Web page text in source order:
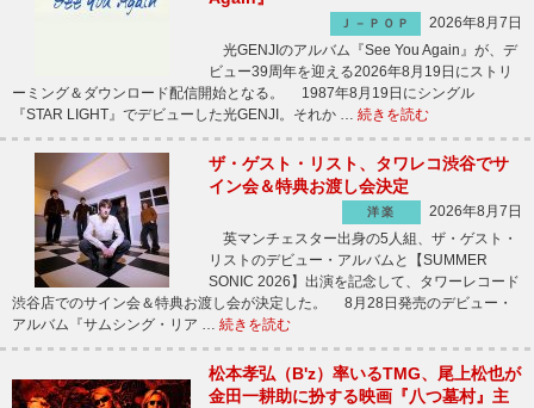
Ｊ－ＰＯＰ
2026年8月7日
光GENJIのアルバム『See You Again』が、デ
ビュー39周年を迎える2026年8月19日にストリ
ーミング＆ダウンロード配信開始となる。 1987年8月19日にシングル
『STAR LIGHT』でデビューした光GENJI。それか … 続きを読む
ザ・ゲスト・リスト、タワレコ渋谷でサ
イン会＆特典お渡し会決定
洋楽
2026年8月7日
英マンチェスター出身の5人組、ザ・ゲスト・
リストのデビュー・アルバムと【SUMMER
SONIC 2026】出演を記念して、タワーレコード
渋谷店でのサイン会＆特典お渡し会が決定した。 8月28日発売のデビュー・
アルバム『サムシング・リア … 続きを読む
松本孝弘（B'z）率いるTMG、尾上松也が
金田一耕助に扮する映画『八つ墓村』主